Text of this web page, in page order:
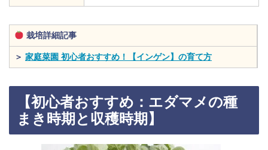
栽培詳細記事
＞ 家庭菜園 初心者おすすめ！【インゲン】の育て方
【初心者おすすめ：エダマメの種
まき時期と収穫時期】